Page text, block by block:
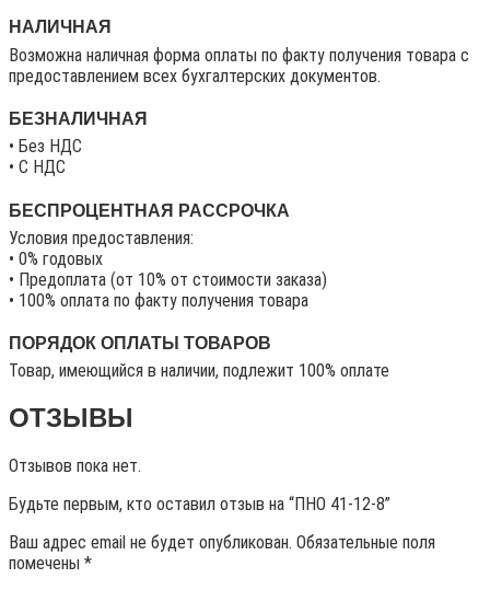
НАЛИЧНАЯ
Возможна наличная форма оплаты по факту получения товара с
предоставлением всех бухгалтерских документов.
БЕЗНАЛИЧНАЯ
• Без НДС
• C НДС
БЕСПРОЦЕНТНАЯ РАССРОЧКА
Условия предоставления:
• 0% годовых
• Предоплата (от 10% от стоимости заказа)
• 100% оплата по факту получения товара
ПОРЯДОК ОПЛАТЫ ТОВАРОВ
Товар, имеющийся в наличии, подлежит 100% оплате
ОТЗЫВЫ
Отзывов пока нет.
Будьте первым, кто оставил отзыв на “ПНО 41-12-8”
Ваш адрес email не будет опубликован. Обязательные поля
помечены *